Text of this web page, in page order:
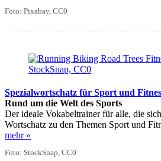
Foto: Pixabay, CC0
Spezialwortschatz für Sport und
Rund um die Welt des Sports
Der ideale Vokabeltrainer für alle, die
Wortschatz zu den Themen Sport und
mehr »
Foto: StockSnap, CC0